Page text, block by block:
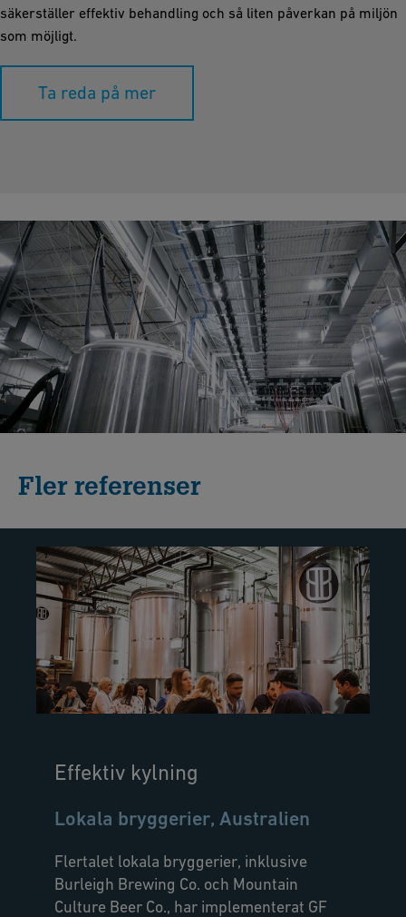
säkerställer effektiv behandling och så liten påverkan på miljön
som möjligt.
Ta reda på mer
Fler referenser
Effektiv kylning
Lokala bryggerier, Australien
Flertalet lokala bryggerier, inklusive
Burleigh Brewing Co. och Mountain
Culture Beer Co., har implementerat GF